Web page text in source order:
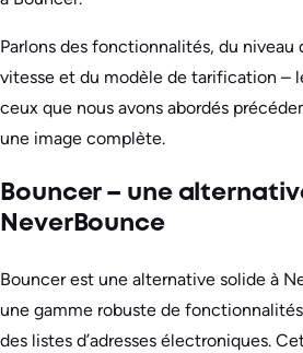
Parlons des fonctionnalités, du niveau
vitesse et du modèle de tarification –
ceux que nous avons abordés
une image complète.
Bouncer – une
NeverBounce
Bouncer est une alternative solide à
une gamme robuste de
des listes d’adresses électroniques.